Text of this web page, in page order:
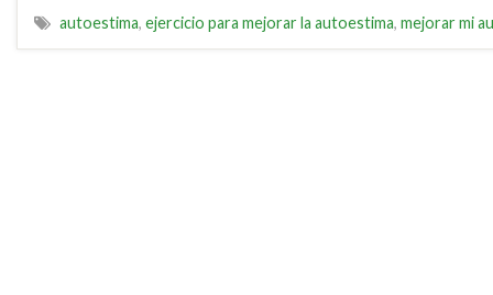
autoestima, ejercicio para mejorar la autoestima, mejorar mi